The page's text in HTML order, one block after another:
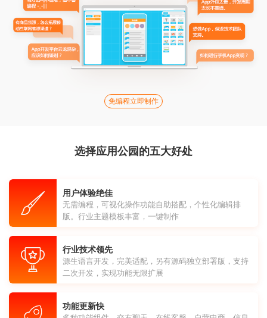
免编程立即制作
选择应用公园的五大好处
用户体验绝佳
无需编程，可视化操作功能自助搭配，个性化编辑排
版。行业主题模板丰富，一键制作
行业技术领先
源生语言开发，完美适配，另有源码独立部署版，支持
二次开发，实现功能无限扩展
功能更新快